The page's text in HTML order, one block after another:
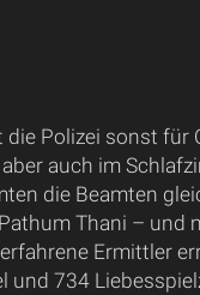
die Polizei sonst für
auch im
die Beamten
Thani – und
Ermittler
und 734